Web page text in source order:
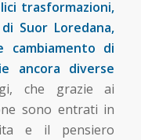
trasformazioni,
Suor Loredana,
cambiamento di
ancora diverse
che grazie ai
sono entrati in
e il pensiero